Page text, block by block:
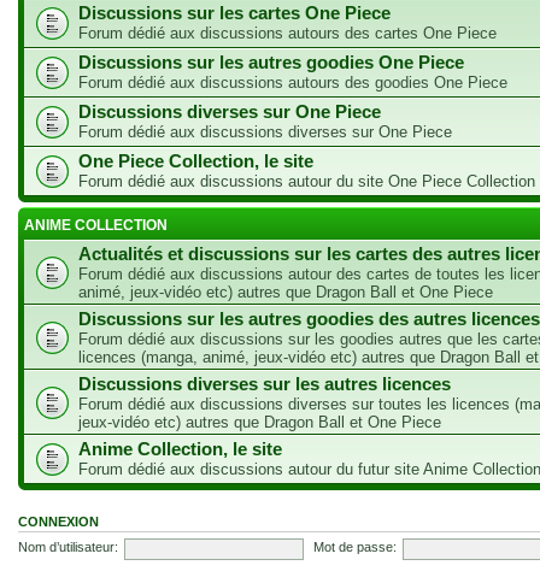
Discussions sur les cartes One Piece
Forum dédié aux discussions autours des cartes One Piece
Discussions sur les autres goodies One Piece
Forum dédié aux discussions autours des goodies One Piece
Discussions diverses sur One Piece
Forum dédié aux discussions diverses sur One Piece
One Piece Collection, le site
Forum dédié aux discussions autour du site One Piece Collection
ANIME COLLECTION
Actualités et discussions sur les cartes des autres
Forum dédié aux discussions autour des cartes de toutes les
animé, jeux-vidéo etc) autres que Dragon Ball et One Piece
Discussions sur les autres goodies des autres licences
Forum dédié aux discussions sur les goodies autres que les
licences (manga, animé, jeux-vidéo etc) autres que Dragon Ball
Discussions diverses sur les autres licences
Forum dédié aux discussions diverses sur toutes les licences
jeux-vidéo etc) autres que Dragon Ball et One Piece
Anime Collection, le site
Forum dédié aux discussions autour du futur site Anime Collection
CONNEXION
Nom d’utilisateur:
Mot de passe: